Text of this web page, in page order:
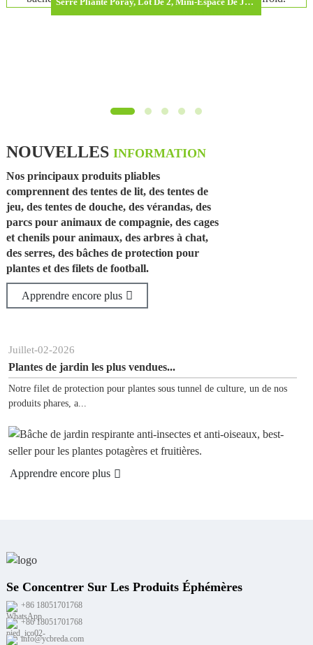
NOUVELLES INFORMATION
Nos principaux produits pliables
comprennent des tentes de lit, des tentes de
jeu, des tentes de douche, des vérandas, des
parcs pour animaux de compagnie, des cages
et chenils pour animaux, des arbres à chat,
des serres, des bâches de protection pour
plantes et des filets de football.
Apprendre encore plus
encore plus
-02-2026
de jardin les plus vendues...
filet de protection pour plantes sous tunnel de culture, un de nos
phares, a...
Se Concentrer Sur Les Produits Éphémères
+86 18051701768
+86 18051701768
info@ycbreda.com